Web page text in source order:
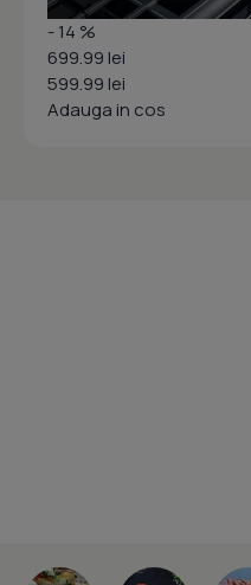
- 14 %
699.99 lei
599.99 lei
Adauga in cos